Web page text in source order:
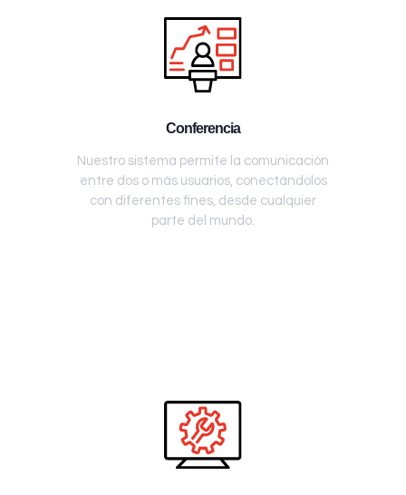
Conferencia
Nuestro sistema permite la comunicación
entre dos o más usuarios, conectándolos
con diferentes fines, desde cualquier
parte del mundo.